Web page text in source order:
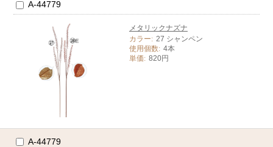
A-44779
メタリックナズナ
カラー: 27 シャンペン
使用個数: 4本
単価: 820円
A-44779